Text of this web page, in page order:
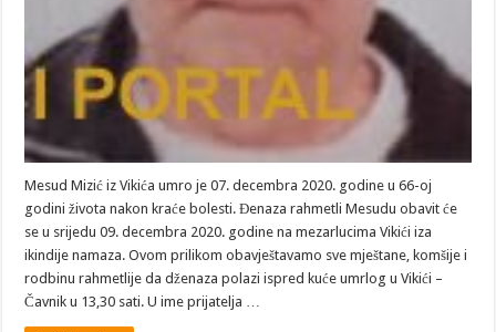
Mesud Mizić iz Vikića umro je 07. decembra 2020. godine u 66-oj
godini života nakon kraće bolesti. Đenaza rahmetli Mesudu obavit će
se u srijedu 09. decembra 2020. godine na mezarlucima Vikići iza
ikindije namaza. Ovom prilikom obavještavamo sve mještane, komšije i
rodbinu rahmetlije da dženaza polazi ispred kuće umrlog u Vikići –
Čavnik u 13,30 sati. U ime prijatelja …